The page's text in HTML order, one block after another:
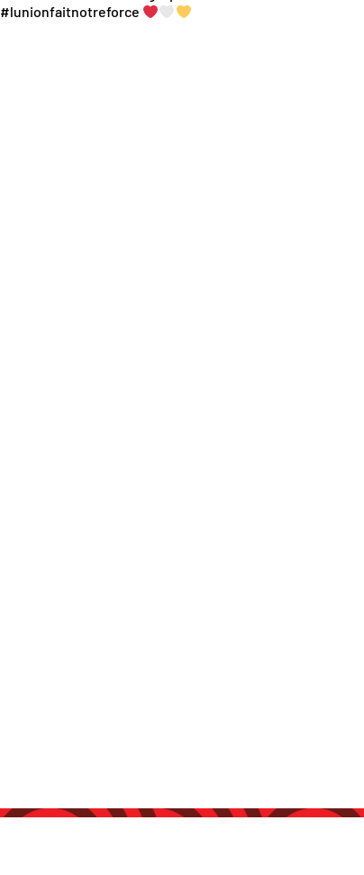
#lunionfaitnotreforce